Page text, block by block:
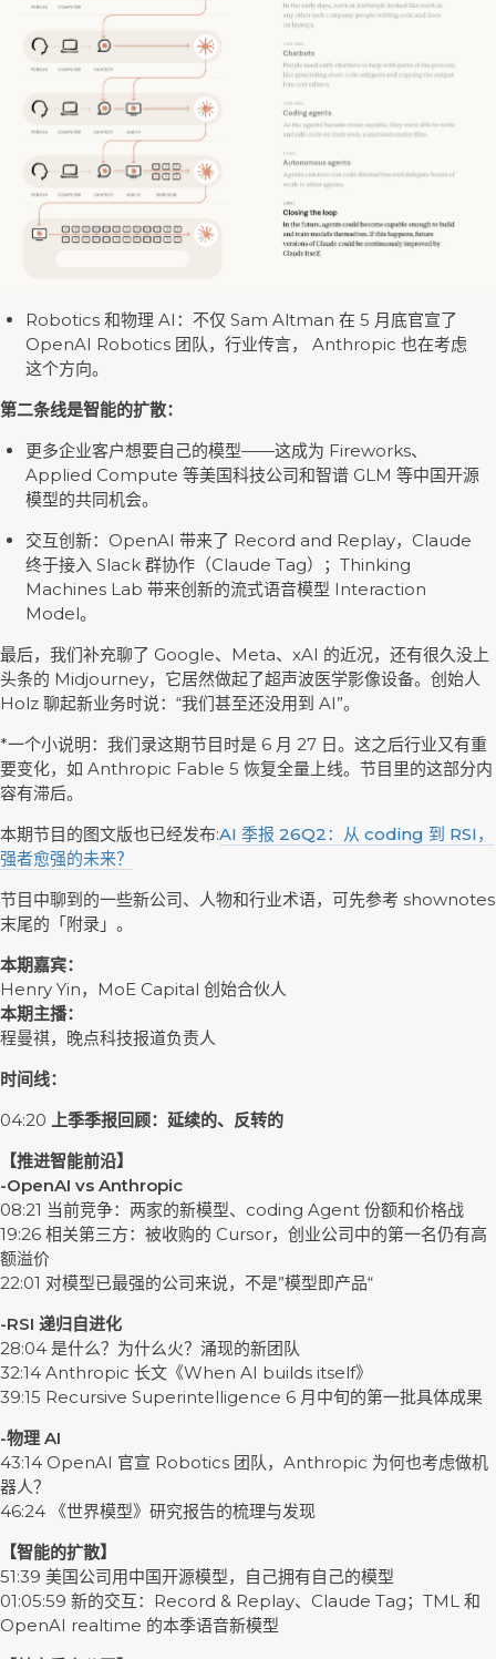
Robotics 和物理 AI：不仅 Sam Altman 在 5 月底官宣了
OpenAI Robotics 团队，行业传言， Anthropic 也在考虑
这个方向。
第二条线是智能的扩散：
更多企业客户想要自己的模型——这成为 Fireworks、
Applied Compute 等美国科技公司和智谱 GLM 等中国开源
模型的共同机会。
交互创新：OpenAI 带来了 Record and Replay，Claude
终于接入 Slack 群协作（Claude Tag）；Thinking
Machines Lab 带来创新的流式语音模型 Interaction
Model。
最后，我们补充聊了 Google、Meta、xAI 的近况，还有很久没上
头条的 Midjourney，它居然做起了超声波医学影像设备。创始人
Holz 聊起新业务时说：“我们甚至还没用到 AI”。
*一个小说明：我们录这期节目时是 6 月 27 日。这之后行业又有重
要变化，如 Anthropic Fable 5 恢复全量上线。节目里的这部分内
容有滞后。
本期节目的图文版也已经发布:AI 季报 26Q2：从 coding 到 RSI，
强者愈强的未来？
节目中聊到的一些新公司、人物和行业术语，可先参考 shownotes
末尾的「附录」。
本期嘉宾：
Henry Yin，MoE Capital 创始合伙人
本期主播：
程曼祺，晚点科技报道负责人
时间线：
04:20 上季季报回顾：延续的、反转的
【推进智能前沿】
-OpenAI vs Anthropic
08:21 当前竞争：两家的新模型、coding Agent 份额和价格战
19:26 相关第三方：被收购的 Cursor，创业公司中的第一名仍有高
额溢价
22:01 对模型已最强的公司来说，不是”模型即产品“
-RSI 递归自进化
28:04 是什么？为什么火？涌现的新团队
32:14 Anthropic 长文《When AI builds itself》
39:15 Recursive Superintelligence 6 月中旬的第一批具体成果
-物理 AI
43:14 OpenAI 官宣 Robotics 团队，Anthropic 为何也考虑做机
器人？
46:24 《世界模型》研究报告的梳理与发现
【智能的扩散】
51:39 美国公司用中国开源模型，自己拥有自己的模型
01:05:59 新的交互：Record & Replay、Claude Tag；TML 和
OpenAI realtime 的本季语音新模型